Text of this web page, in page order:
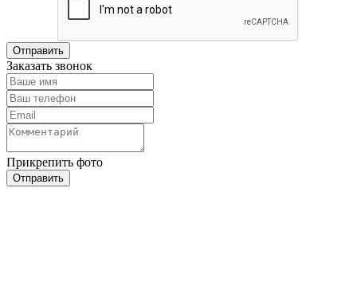
Заказать звонок
Прикрепить фото